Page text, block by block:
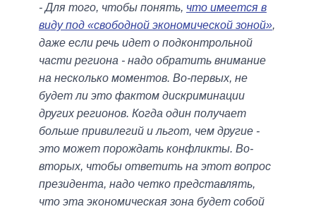
- Для того, чтобы понять, что имеется в
виду под «свободной экономической зоной»,
даже если речь идет о подконтрольной
части региона - надо обратить внимание
на несколько моментов. Во-первых, не
будет ли это фактом дискриминации
других регионов. Когда один получает
больше привилегий и льгот, чем другие -
это может порождать конфликты. Во-
вторых, чтобы ответить на этот вопрос
президента, надо четко представлять,
что эта экономическая зона будет собой